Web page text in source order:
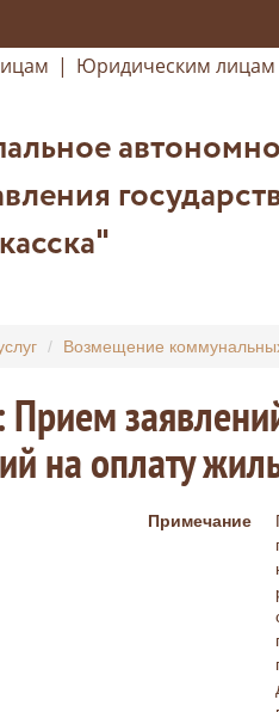
| Юридическим лицам
Возмещение
Прием
на оплату
Примечание